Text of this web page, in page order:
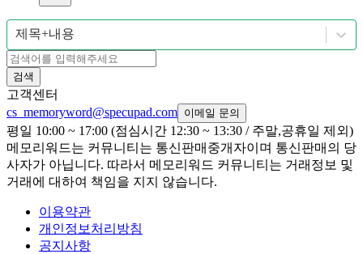
제목+내용
검색
고객센터
cs_memoryword@specupad.com 이메일 문의
평일 10:00 ~ 17:00 (점심시간 12:30 ~ 13:30 / 주말,공휴일 제외)
메모리워드는 커뮤니티는 통신판매중개자이며 통신판매의 당
사자가 아닙니다. 따라서 메모리워드 커뮤니티는 거래정보 및
거래에 대하여 책임을 지지 않습니다.
이용약관
개인정보처리방침
공지사항